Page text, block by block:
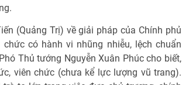
(Quảng Trị) về giải pháp của Chính phủ
có hành vi nhũng nhiễu, lệch chuẩn
Thủ tướng Nguyễn Xuân Phúc cho biết,
viên chức (chưa kể lực lượng vũ trang).